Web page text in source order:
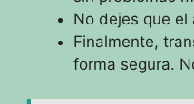
No dejes que el
Finalmente,
forma segura.